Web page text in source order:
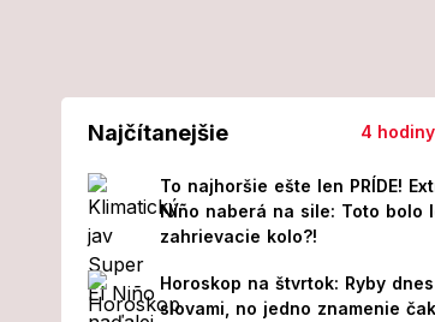
Najčítanejšie 4 hodiny
To najhoršie ešte len PRÍDE!
Niño naberá na sile: Toto bolo
zahrievacie kolo?!
Horoskop na štvrtok: Ryby
slovami, no jedno znamenie